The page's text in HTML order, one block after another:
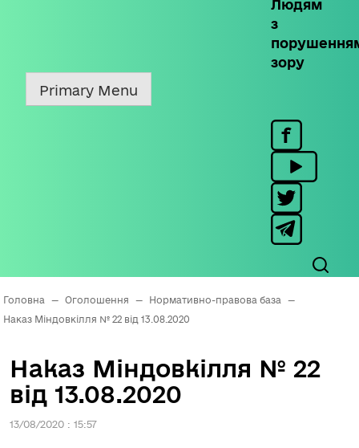
Людям
з
зору
Primary Menu
Головна — Оголошення — Нормативно-правова база
—
Наказ Міндовкілля № 22 від 13.08.2020
Наказ Міндовкілля № 22
від 13.08.2020
13/08/2020 : 15:57